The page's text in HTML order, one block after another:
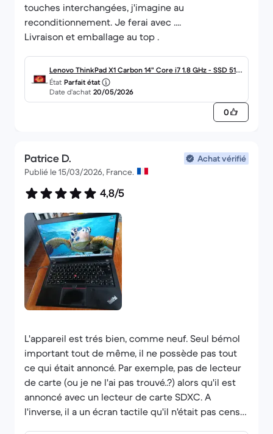
touches interchangées, j'imagine au
reconditionnement. Je ferai avec ....
Livraison et emballage au top .
Lenovo ThinkPad X1 Carbon 14" Core i7 1.8 GHz - SSD 512
Go - 16 Go AZERTY - Français
État Parfait état
Date d’achat 20/05/2026
0
Patrice D.
Achat vérifié
Publié le 15/03/2026, France.
4,8/5
L'appareil est trés bien, comme neuf. Seul bémol
important tout de même, il ne possède pas tout
ce qui était annoncé. Par exemple, pas de lecteur
de carte (ou je ne l'ai pas trouvé..?) alors qu'il est
annoncé avec un lecteur de carte SDXC. A
l'inverse, il a un écran tactile qu'il n'était pas censé